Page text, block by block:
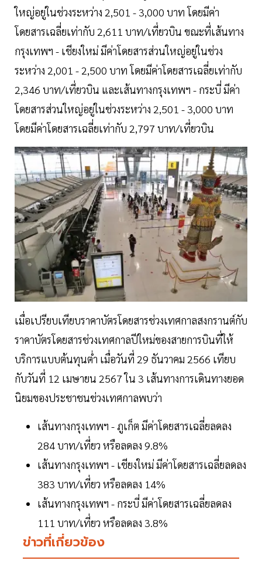
ใหญ่อยู่ในช่วงระหว่าง 2,501 - 3,000 บาท โดยมีค่า
โดยสารเฉลี่ยเท่ากับ 2,611 บาท/เที่ยวบิน ขณะที่เส้นทาง
กรุงเทพฯ - เชียงใหม่ มีค่าโดยสารส่วนใหญ่อยู่ในช่วง
ระหว่าง 2,001 - 2,500 บาท โดยมีค่าโดยสารเฉลี่ยเท่ากับ
2,346 บาท/เที่ยวบิน และเส้นทางกรุงเทพฯ - กระบี่ มีค่า
โดยสารส่วนใหญ่อยู่ในช่วงระหว่าง 2,501 - 3,000 บาท
โดยมีค่าโดยสารเฉลี่ยเท่ากับ 2,797 บาท/เที่ยวบิน
เมื่อเปรียบเทียบราคาบัตรโดยสารช่วงเทศกาลสงกรานต์กับ
ราคาบัตรโดยสารช่วงเทศกาลปีใหม่ของสายการบินที่ให้
บริการแบบต้นทุนต่ำ เมื่อวันที่ 29 ธันวาคม 2566 เทียบ
กับวันที่ 12 เมษายน 2567 ใน 3 เส้นทางการเดินทางยอด
นิยมของประชาชนช่วงเทศกาลพบว่า
เส้นทางกรุงเทพฯ - ภูเก็ต มีค่าโดยสารเฉลี่ยลดลง
284 บาท/เที่ยว หรือลดลง 9.8%
เส้นทางกรุงเทพฯ - เชียงใหม่ มีค่าโดยสารเฉลี่ยลดลง
383 บาท/เที่ยว หรือลดลง 14%
เส้นทางกรุงเทพฯ - กระบี่ มีค่าโดยสารเฉลี่ยลดลง
111 บาท/เที่ยว หรือลดลง 3.8%
ข่าวที่เกี่ยวข้อง